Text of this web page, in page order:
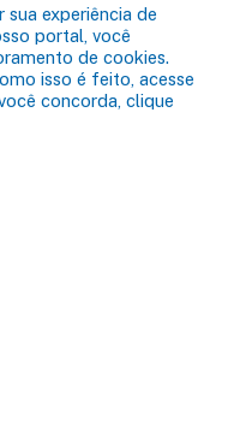
experiência de
portal, você
de cookies.
isso é feito, acesse
concorda, clique